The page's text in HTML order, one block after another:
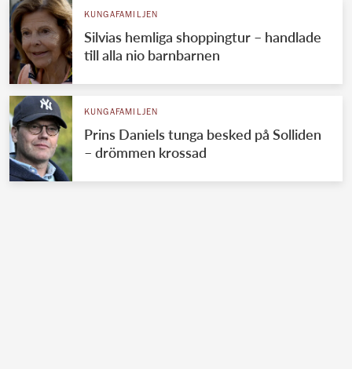
KUNGAFAMILJEN
Silvias hemliga shoppingtur – handlade
till alla nio barnbarnen
KUNGAFAMILJEN
Prins Daniels tunga besked på Solliden
– drömmen krossad